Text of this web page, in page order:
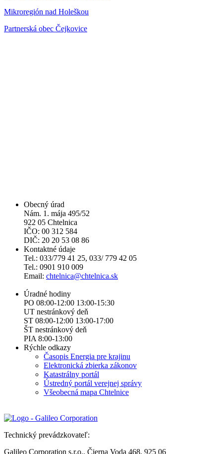
Mikroregión nad Holeškou
Partnerská obec Čejkovice
Obecný úrad
Nám. 1. mája 495/52
922 05 Chtelnica
IČO: 00 312 584
DIČ: 20 20 53 08 86
Kontaktné údaje
Tel.: 033/779 41 25, 033/ 779 42 05
Tel.: 0901 910 009
Email: chtelnica@chtelnica.sk
Úradné hodiny
PO 08:00-12:00 13:00-15:30
UT nestránkový deň
ST 08:00-12:00 13:00-17:00
ŠT nestránkový deň
PIA 8:00-13:00
Rýchle odkazy
Časopis Energia pre krajinu
Elektronická zbierka zákonov
Katastrálny portál
Ústredný portál verejnej správy
Všeobecná mapa Chtelnice
Technický prevádzkovateľ:
Galileo Corporation s.r.o., Čierna Voda 468, 925 06